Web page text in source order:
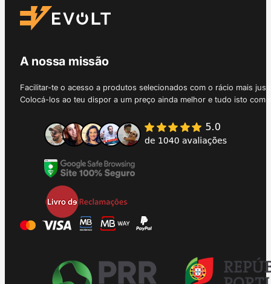
A nossa missão
Facilitar-te o acesso a produtos selecionados com o rácio mais
Colocá-los ao teu dispor a um preço ainda melhor e tudo isto